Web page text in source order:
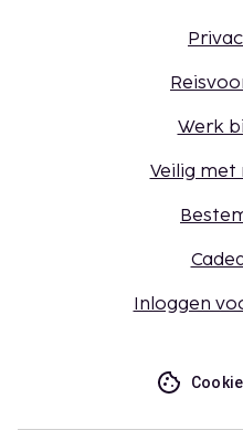
Werk
Veilig met
Inloggen